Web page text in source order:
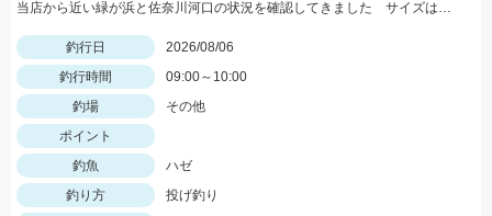
当店から近い緑が浜と佐奈川河口の状況を確認してきました サイズはまだ小さめ 針サイズは6号がよさそうです
釣行日
2026/08/06
釣行時間
09:00～10:00
釣場
その他
ポイント
釣魚
ハゼ
釣り方
投げ釣り